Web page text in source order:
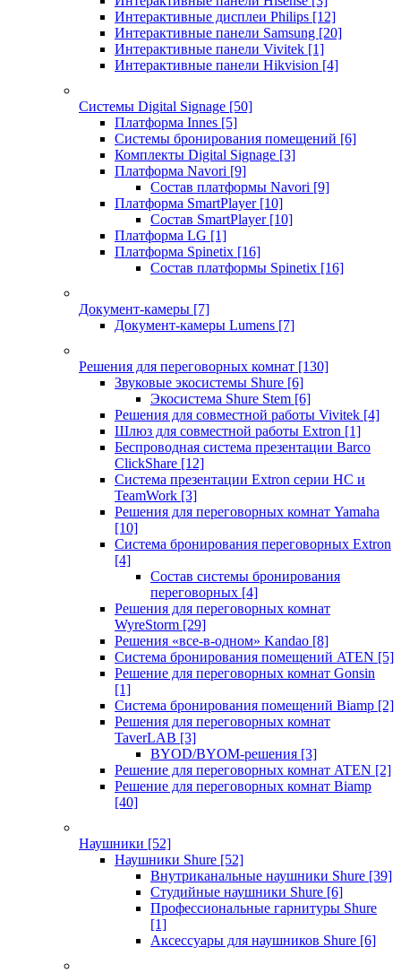
Интерактивные дисплеи Philips [12]
Интерактивные панели Samsung [20]
Интерактивные панели Vivitek [1]
Интерактивные панели Hikvision [4]
Системы Digital Signage [50]
Платформа Innes [5]
Системы бронирования помещений [6]
Комплекты Digital Signage [3]
Платформа Navori [9]
Состав платформы Navori [9]
Платформа SmartPlayer [10]
Состав SmartPlayer [10]
Платформа LG [1]
Платформа Spinetix [16]
Состав платформы Spinetix [16]
Документ-камеры [7]
Документ-камеры Lumens [7]
Решения для переговорных комнат [130]
Звуковые экосистемы Shure [6]
Экосистема Shure Stem [6]
Решения для совместной работы Vivitek [4]
Шлюз для совместной работы Extron [1]
Беспроводная система презентации Barco
ClickShare [12]
Система презентации Extron серии HC и
TeamWork [3]
Решения для переговорных комнат Yamaha
[10]
Система бронирования переговорных Extron
[4]
Состав системы бронирования
переговорных [4]
Решения для переговорных комнат
WyreStorm [29]
Решения «все-в-одном» Kandao [8]
Система бронирования помещений ATEN [5]
Решение для переговорных комнат Gonsin
[1]
Система бронирования помещений Biamp [2]
Решения для переговорных комнат
TaverLAB [3]
BYOD/BYOM-решения [3]
Решение для переговорных комнат ATEN [2]
Решение для переговорных комнат Biamp
[40]
Наушники [52]
Наушники Shure [52]
Внутриканальные наушники Shure [39]
Студийные наушники Shure [6]
Профессиональные гарнитуры Shure
[1]
Аксессуары для наушников Shure [6]